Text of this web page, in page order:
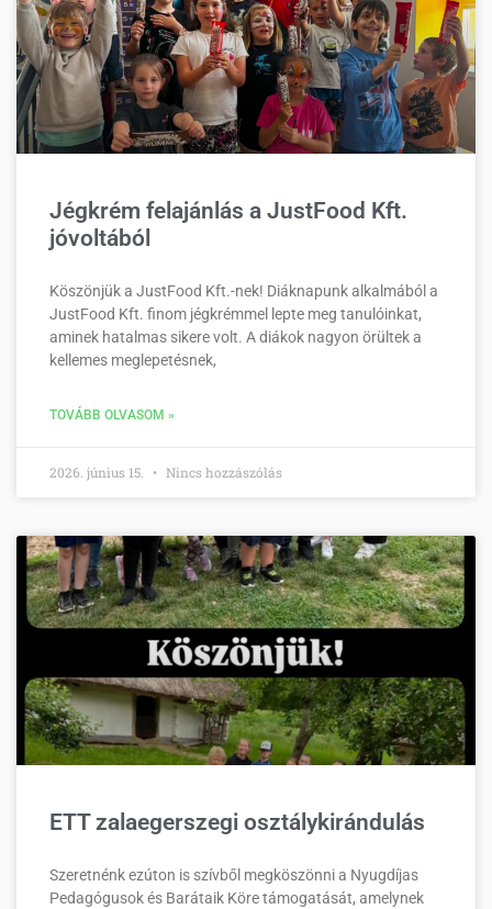
Jégkrém felajánlás a JustFood Kft.
jóvoltából
Köszönjük a JustFood Kft.-nek! Diáknapunk alkalmából a
JustFood Kft. finom jégkrémmel lepte meg tanulóinkat,
aminek hatalmas sikere volt. A diákok nagyon örültek a
kellemes meglepetésnek,
TOVÁBB OLVASOM »
2026. június 15. Nincs hozzászólás
ETT zalaegerszegi osztálykirándulás
Szeretnénk ezúton is szívből megköszönni a Nyugdíjas
Pedagógusok és Barátaik Köre támogatását, amelynek